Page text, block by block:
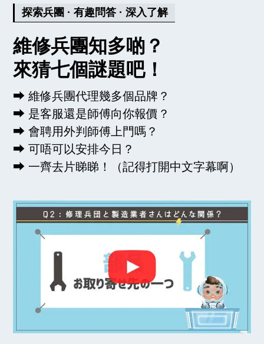
探索兵團 · 有趣問答 · 深入了解
維修兵團知多啲？
來猜七個謎題吧！
⮕ 維修兵團代理幾多個品牌？
⮕ 是客服還是師傅向你報價？
⮕ 會聘用外判師傅上門嗎？
⮕ 可唔可以安排今日？
⮕ 一齊去片睇睇！（記得打開中文字幕啊）